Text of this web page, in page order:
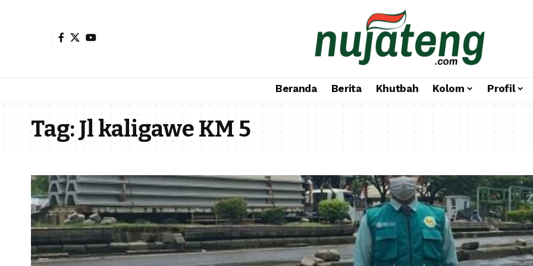
Beranda Berita Khutbah Kolom Profil
Tag:Jl kaligawe KM 5